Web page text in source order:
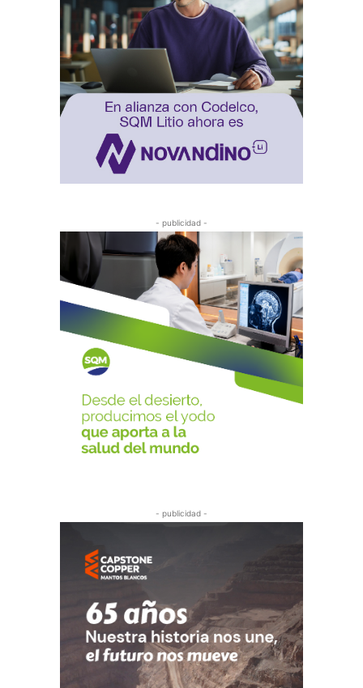
- publicidad -
- publicidad -